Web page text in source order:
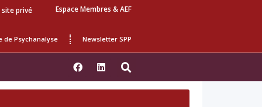
site privé Espace Membres & AEF
de Psychanalyse Newsletter SPP